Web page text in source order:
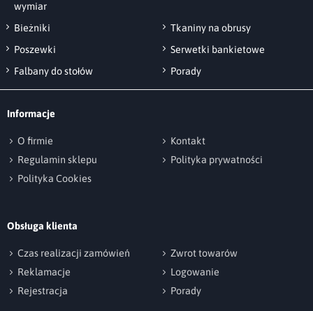
wymiar
Bieżniki
Tkaniny na obrusy
Poszewki
Serwetki bankietowe
Falbany do stołów
Porady
Informacje
O firmie
Kontakt
Regulamin sklepu
Polityka prywatności
Polityka Cookies
Obsługa klienta
Czas realizacji zamówień
Zwrot towarów
Reklamacje
Logowanie
Rejestracja
Porady